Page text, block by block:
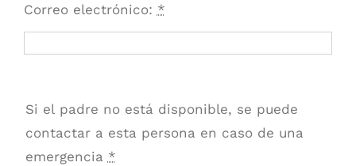
Correo electrónico: *
Si el padre no está disponible, se puede
contactar a esta persona en caso de una
emergencia *